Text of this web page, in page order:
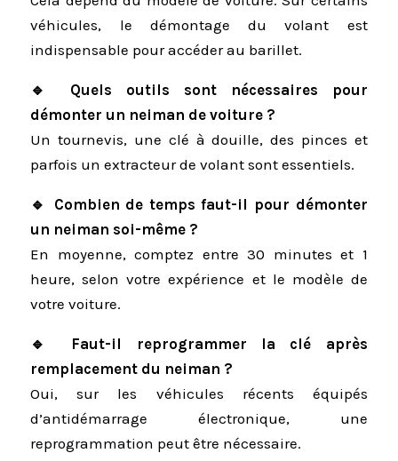
véhicules, le démontage du volant est
indispensable pour accéder au barillet.
🔹 Quels outils sont nécessaires pour
démonter un neiman de voiture ?
Un tournevis, une clé à douille, des pinces et
parfois un extracteur de volant sont essentiels.
🔹 Combien de temps faut-il pour démonter
un neiman soi-même ?
En moyenne, comptez entre 30 minutes et 1
heure, selon votre expérience et le modèle de
votre voiture.
🔹 Faut-il reprogrammer la clé après
remplacement du neiman ?
Oui, sur les véhicules récents équipés
d’antidémarrage électronique, une
reprogrammation peut être nécessaire.